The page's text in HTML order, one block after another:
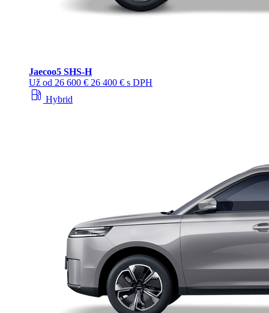
Jaecoo5 SHS-H
Už od 26 600 € 26 400 € s DPH
local_gas_station Hybrid